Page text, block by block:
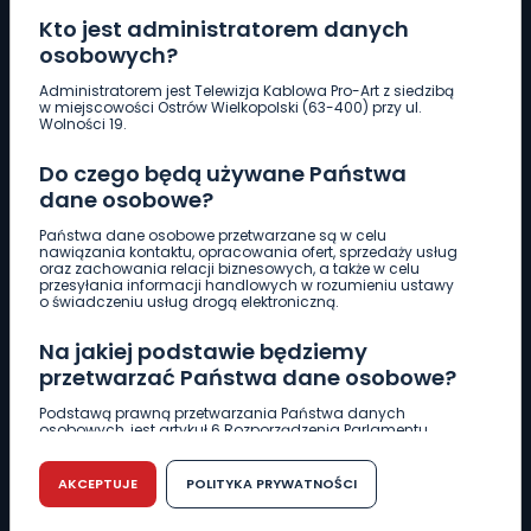
Kto jest administratorem danych
osobowych?
Administratorem jest Telewizja Kablowa Pro-Art z siedzibą
w miejscowości Ostrów Wielkopolski (63-400) przy ul.
Wolności 19.
Do czego będą używane Państwa
dane osobowe?
Państwa dane osobowe przetwarzane są w celu
nawiązania kontaktu, opracowania ofert, sprzedaży usług
oraz zachowania relacji biznesowych, a także w celu
przesyłania informacji handlowych w rozumieniu ustawy
o świadczeniu usług drogą elektroniczną.
Na jakiej podstawie będziemy
przetwarzać Państwa dane osobowe?
Podstawą prawną przetwarzania Państwa danych
osobowych, jest artykuł 6 Rozporządzenia Parlamentu
r. w sprawie ochrony osób fizycznych w związku z
przetwarzaniem danych osobowych w sprawie
swobodnego przepływu takich danych oraz uchylenia
dyrektywy 95/46/WE (RODO).
AKCEPTUJE POLITYKA PRYWATNOŚCI
Pobierz logotyp
661 997 997
REDAKCJA
62 735 22 22redakcja@wlkp24.info
DZIAŁ REKLAMY
62 735 01 85 reklama@wlkp24.info
WIADOMOŚCI
CIEKAWOSTKI